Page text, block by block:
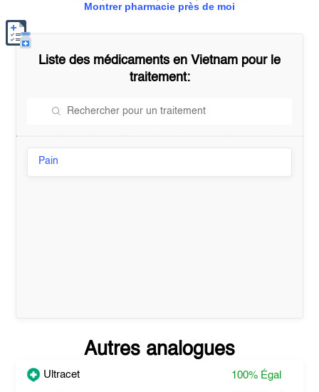
Montrer pharmacie près de moi
Liste des médicaments en Vietnam pour le
traitement:
Pain
Autres analogues
Ultracet 100% Égal